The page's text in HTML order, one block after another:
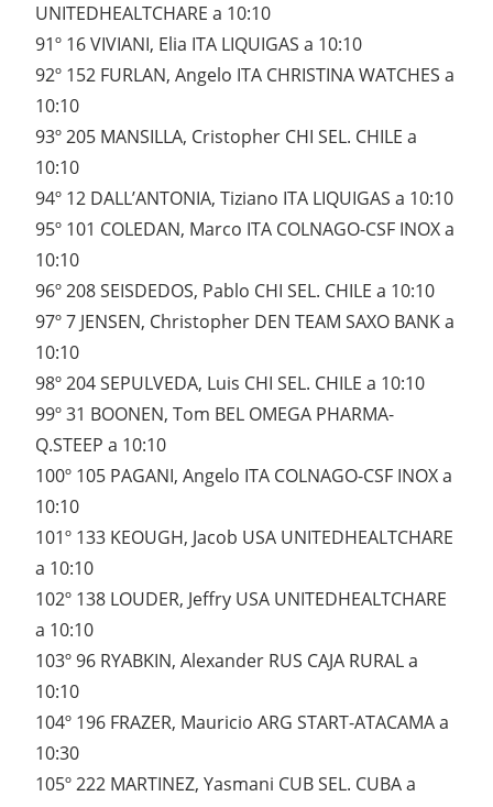
UNITEDHEALTCHARE a 10:10
91º 16 VIVIANI, Elia ITA LIQUIGAS a 10:10
92º 152 FURLAN, Angelo ITA CHRISTINA WATCHES a
10:10
93º 205 MANSILLA, Cristopher CHI SEL. CHILE a
10:10
94º 12 DALL’ANTONIA, Tiziano ITA LIQUIGAS a 10:10
95º 101 COLEDAN, Marco ITA COLNAGO-CSF INOX a
10:10
96º 208 SEISDEDOS, Pablo CHI SEL. CHILE a 10:10
97º 7 JENSEN, Christopher DEN TEAM SAXO BANK a
10:10
98º 204 SEPULVEDA, Luis CHI SEL. CHILE a 10:10
99º 31 BOONEN, Tom BEL OMEGA PHARMA-
Q.STEEP a 10:10
100º 105 PAGANI, Angelo ITA COLNAGO-CSF INOX a
10:10
101º 133 KEOUGH, Jacob USA UNITEDHEALTCHARE
a 10:10
102º 138 LOUDER, Jeffry USA UNITEDHEALTCHARE
a 10:10
103º 96 RYABKIN, Alexander RUS CAJA RURAL a
10:10
104º 196 FRAZER, Mauricio ARG START-ATACAMA a
10:30
105º 222 MARTINEZ, Yasmani CUB SEL. CUBA a